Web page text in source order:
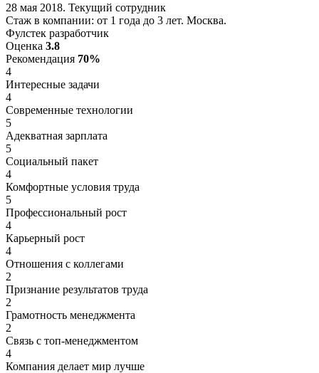
28 мая 2018. Текущий сотрудник
Стаж в компании: от 1 года до 3 лет. Москва.
Фулстек разработчик
Оценка 3.8
Рекомендация 70%
4
Интересные задачи
4
Современные технологии
5
Адекватная зарплата
5
Социальный пакет
4
Комфортные условия труда
5
Профессиональный рост
4
Карьерный рост
4
Отношения с коллегами
2
Признание результатов труда
2
Грамотность менеджмента
2
Связь с топ-менеджментом
4
Компания делает мир лучше